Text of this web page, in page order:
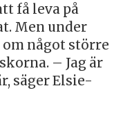
få leva på
Men under
något större
– Jag är
säger Elsie-